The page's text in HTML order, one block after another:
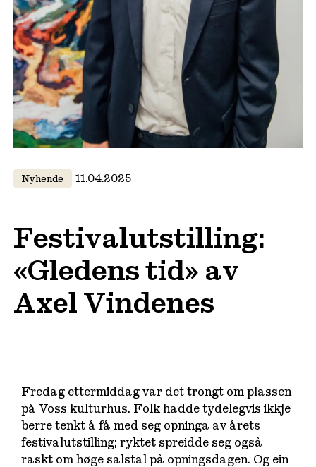
Nyhende 11.04.2025
Festivalutstilling:
«Gledens tid» av
Axel Vindenes
Fredag ettermiddag var det trongt om plassen
på Voss kulturhus. Folk hadde tydelegvis ikkje
berre tenkt å få med seg opninga av årets
festivalutstilling; ryktet spreidde seg også
raskt om høge salstal på opningsdagen. Og ein